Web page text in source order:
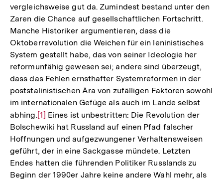
vergleichsweise gut da. Zumindest bestand unter den
Zaren die Chance auf gesellschaftlichen Fortschritt.
Manche Historiker argumentieren, dass die
Oktoberrevolution die Weichen für ein leninistisches
System gestellt habe, das von seiner Ideologie her
reformunfähig gewesen sei; andere sind überzeugt,
dass das Fehlen ernsthafter Systemreformen in der
poststalinistischen Ära von zufälligen Faktoren sowohl
im internationalen Gefüge als auch im Lande selbst
abhing.Zur
Auflösung
der
Fußnote
[1] Eines ist unbestritten: Die Revolution der
Bolschewiki hat Russland auf einen Pfad falscher
Hoffnungen und aufgezwungener Verhaltensweisen
geführt, der in eine Sackgasse mündete. Letzten
Endes hatten die führenden Politiker Russlands zu
Beginn der 1990er Jahre keine andere Wahl mehr, als